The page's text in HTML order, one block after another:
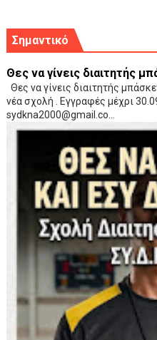
Σημαντικό
Θες να γίνεις διαιτητής
Θες να γίνεις διαιτητής
νέα σχολή . Εγγραφές μέχρι
sydkna2000@gmail.co...